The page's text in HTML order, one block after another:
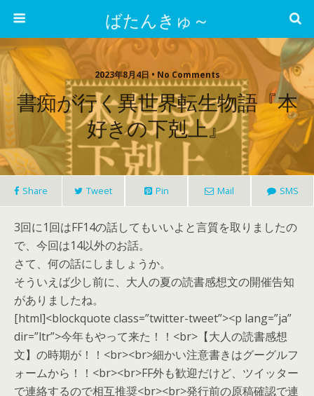
ばたんきゅ～
2023年8月4日 • No Comments
書痴が行く異世界転生物語『本
好きの下剋上』
Share Tweet Pin Mail SMS
3回に1回はFF14の話してもいいよと言質を取りましたの
で、今回は14以外のお話。
さて、何の話にしましょうか。
そういえば少し前に、大人の夏の読書感想文の開催告知
がありましたね。
[html]<blockquote class=”twitter-tweet”><p lang=”ja”
dir=”ltr”>今年もやって来た！！<br>【大人の読書感想
文】の時期が！！<br><br>細かい注意書きはグーグルフ
ォームから！！<br><br>FF外も歓迎だけど、ツイッター
で連絡するので相互推奨<br><br>発行前の原稿確認で連